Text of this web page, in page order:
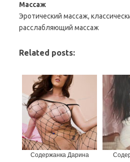
Массаж
Эротический массаж,
расслабляющий массаж
Related posts:
Содержанка Дарина